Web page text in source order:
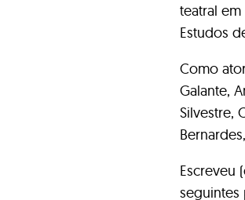
teatral
Estudos
Como
Galante,
Silvestre,
Escreveu
seguintes